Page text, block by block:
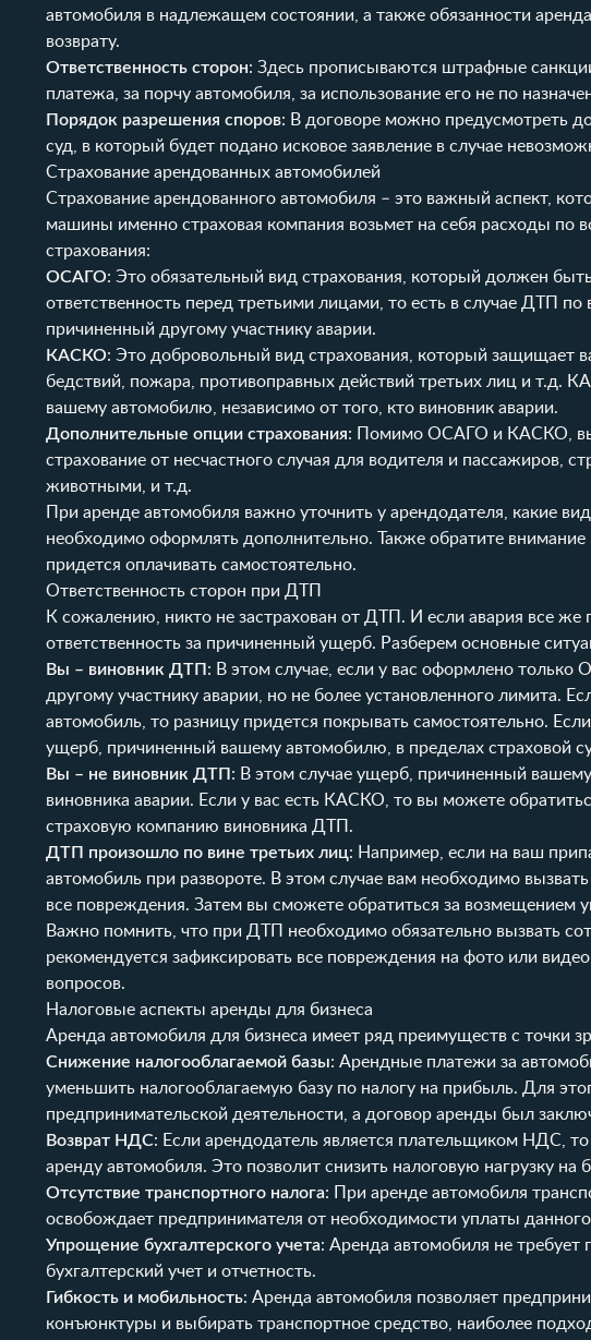
автомобиля в надлежащем состоянии, а также обязанности
возврату.
Ответственность сторон: Здесь прописываются штрафные
платежа, за порчу автомобиля, за использование его не по
Порядок разрешения споров: В договоре можно предусмотреть
суд, в который будет подано исковое заявление в случае
Страхование арендованных автомобилей
Страхование арендованного автомобиля – это важный аспект,
машины именно страховая компания возьмет на себя расходы
страхования:
ОСАГО: Это обязательный вид страхования, который должен
ответственность перед третьими лицами, то есть в случае ДТП
причиненный другому участнику аварии.
КАСКО: Это добровольный вид страхования, который защищает
бедствий, пожара, противоправных действий третьих лиц и
вашему автомобилю, независимо от того, кто виновник аварии.
Дополнительные опции страхования: Помимо ОСАГО и КАСКО, вы
страхование от несчастного случая для водителя и пассажиров,
животными, и т.д.
При аренде автомобиля важно уточнить у арендодателя, какие
необходимо оформлять дополнительно. Также обратите
придется оплачивать самостоятельно.
Ответственность сторон при ДТП
К сожалению, никто не застрахован от ДТП. И если авария все же
ответственность за причиненный ущерб. Разберем основные
Вы – виновник ДТП : В этом случае, если у вас оформлено
другому участнику аварии, но не более установленного
автомобиль, то разницу придется покрывать самостоятельно.
ущерб, причиненный вашему автомобилю, в пределах страховой
Вы – не виновник ДТП : В этом случае ущерб, причиненный
виновника аварии. Если у вас есть КАСКО, то вы можете
страховую компанию виновника ДТП.
ДТП произошло по вине третьих лиц: Например, если на ваш
автомобиль при развороте. В этом случае вам необходимо
все повреждения. Затем вы сможете обратиться за возмещением
Важно помнить, что при ДТП необходимо обязательно вызвать
рекомендуется зафиксировать все повреждения на фото или
вопросов.
Налоговые аспекты аренды для бизнеса
Аренда автомобиля для бизнеса имеет ряд преимуществ с точки
Снижение налогооблагаемой базы: Арендные платежи за
уменьшить налогооблагаемую базу по налогу на прибыль. Для
предпринимательской деятельности, а договор аренды был
Возврат НДС: Если арендодатель является плательщиком НДС,
аренду автомобиля. Это позволит снизить налоговую нагрузку на
Отсутствие транспортного налога: При аренде автомобиля
освобождает предпринимателя от необходимости уплаты
Упрощение бухгалтерского учета: Аренда автомобиля не требует
бухгалтерский учет и отчетность.
Гибкость и мобильность: Аренда автомобиля позволяет
конъюнктуры и выбирать транспортное средство, наиболее